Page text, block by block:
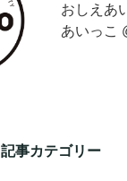
おしえあ
あいっこ
記事カテゴリー